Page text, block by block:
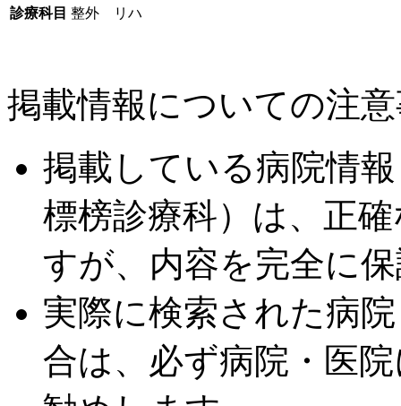
診療科目 整外 リハ
掲載情報についての注
掲載している病院情
標榜診療科）は、正
すが、内容を完全に
実際に検索された病
合は、必ず病院・医